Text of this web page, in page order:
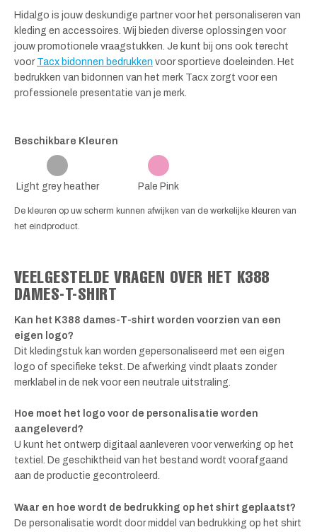
Hidalgo is jouw deskundige partner voor het personaliseren van
kleding en accessoires. Wij bieden diverse oplossingen voor
jouw promotionele vraagstukken. Je kunt bij ons ook terecht
voor Tacx bidonnen bedrukken voor sportieve doeleinden. Het
bedrukken van bidonnen van het merk Tacx zorgt voor een
professionele presentatie van je merk.
Beschikbare Kleuren
Light grey heather Pale Pink
De kleuren op uw scherm kunnen afwijken van de werkelijke kleuren van
het eindproduct.
VEELGESTELDE VRAGEN OVER HET K388
DAMES-T-SHIRT
Kan het K388 dames-T-shirt worden voorzien van een
eigen logo?
Dit kledingstuk kan worden gepersonaliseerd met een eigen
logo of specifieke tekst. De afwerking vindt plaats zonder
merklabel in de nek voor een neutrale uitstraling.
Hoe moet het logo voor de personalisatie worden
aangeleverd?
U kunt het ontwerp digitaal aanleveren voor verwerking op het
textiel. De geschiktheid van het bestand wordt voorafgaand
aan de productie gecontroleerd.
Waar en hoe wordt de bedrukking op het shirt geplaatst?
De personalisatie wordt door middel van bedrukking op het shirt